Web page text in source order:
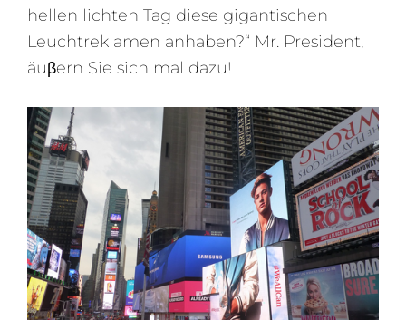
hellen lichten Tag diese gigantischen
Leuchtreklamen anhaben?“ Mr. President,
äuβern Sie sich mal dazu!